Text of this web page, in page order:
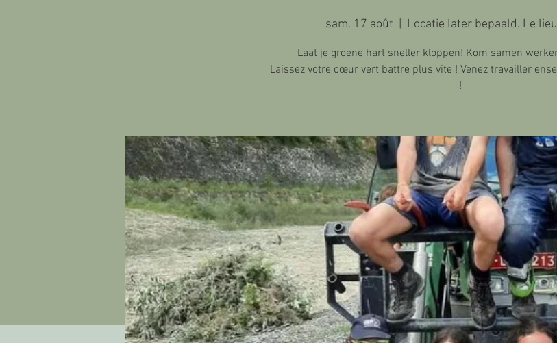
sam. 17 août Locatie later bepaald. Le
Laat je groene hart sneller kloppen! Kom samen
Laissez votre cœur vert battre plus vite ! Venez travailler
!